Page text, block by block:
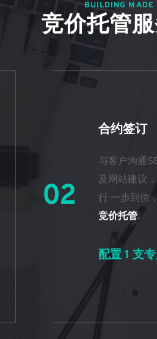
BUILDING MADE
竞价托管
02
合约签订
与客户沟通
及网站建议
行 一步到位
竞价托管.
配置 1 支